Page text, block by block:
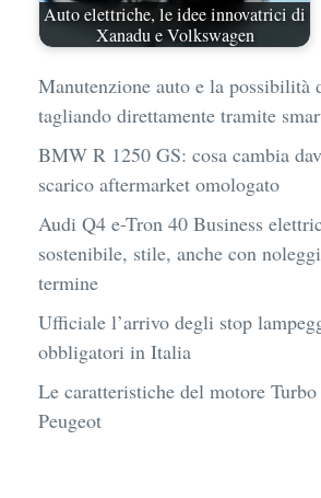
Auto elettriche, le idee innovatrici di
Xanadu e Volkswagen
Manutenzione auto e la possibilità
tagliando direttamente tramite
BMW R 1250 GS: cosa cambia
scarico aftermarket omologato
Audi Q4 e-Tron 40 Business
sostenibile, stile, anche con
termine
Ufficiale l’arrivo degli stop
obbligatori in Italia
Le caratteristiche del motore
Peugeot